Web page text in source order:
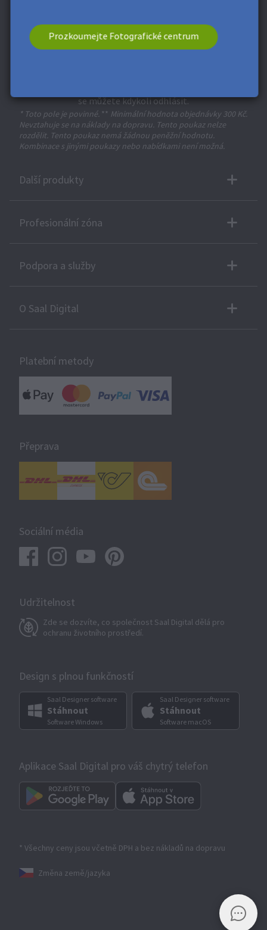
Prozkoumejte Fotografické centrum
Přihlaste se k odběru novinek a získejte
slevu 150 Kč* *
se můžete kdykoli odhlásit.
* Toto pole je povinné. ** Minimální hodnota objednávky 300 Kč.
Nevztahuje se na náklady na dopravu. Tento poukaz nelze
rozdělit. Tento poukaz nemá žádnou peněžní hodnotu.
Kombinace s jinými poukazy nebo nabídkami není možná.
Další produkty
Profesionální zóna
Podpora a služby
O Saal Digital
Platební metody
Přeprava
Sociální média
Udržitelnost
Zde se dozvíte, co společnost Saal Digital dělá pro
ochranu životního prostředí.
Design s plnou funkčností
Saal Designer software
Stáhnout
Software Windows
Saal Designer software
Stáhnout
Software macOS
Aplikace Saal Digital pro váš chytrý telefon
* Všechny ceny jsou včetně DPH a bez nákladů na dopravu
Změna země/jazyka